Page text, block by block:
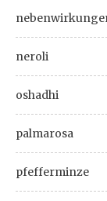
neroli
oshadhi
palmarosa
pfefferminze